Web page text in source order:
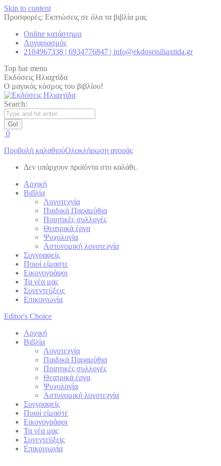
Skip to content
Προσφορές: Εκπτώσεις σε όλα τα βιβλία μας
Online κατάστημα
Λογαριασμός
2104967338 | 6934776847 | info@ekdoseisiliaxtida.gr
Top bar menu
Εκδόσεις Ηλιαχτίδα
Ο μαγικός κόσμος του βιβλίου!
Search:
0
Προβολή καλαθιούΟλοκλήρωση αγοράς
Δεν υπάρχουν προϊόντα στο καλάθι.
Αρχική
Βιβλία
Λογοτεχνία
Παιδικά Παραμύθια
Ποιητικές συλλογές
Θεατρικά έργα
Ψυχολογία
Αστυνομική λογοτεχνία
Συγγραφείς
Ποιοί είμαστε
Εικονογράφοι
Τα νέα μας
Συνεντεύξεις
Επικοινωνία
Editor's Choice
Αρχική
Βιβλία
Λογοτεχνία
Παιδικά Παραμύθια
Ποιητικές συλλογές
Θεατρικά έργα
Ψυχολογία
Αστυνομική λογοτεχνία
Συγγραφείς
Ποιοί είμαστε
Εικονογράφοι
Τα νέα μας
Συνεντεύξεις
Επικοινωνία